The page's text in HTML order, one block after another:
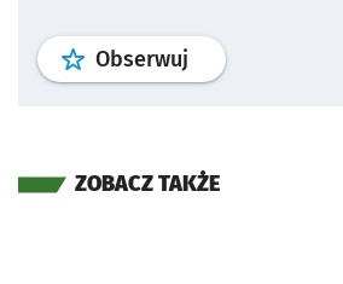
Obserwuj profil
ZOBACZ TAKŻE